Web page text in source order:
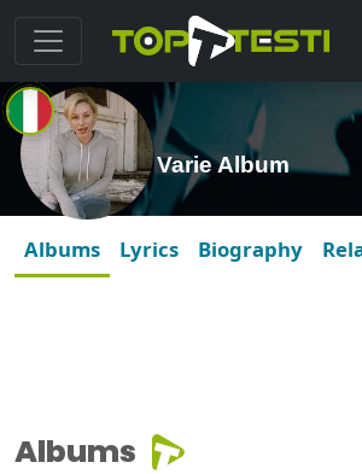
Varie Album
Albums Lyrics Biography
Albums